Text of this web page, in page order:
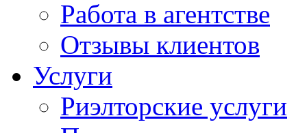
Работа в агентстве
Отзывы клиентов
Услуги
Риэлторские услуги